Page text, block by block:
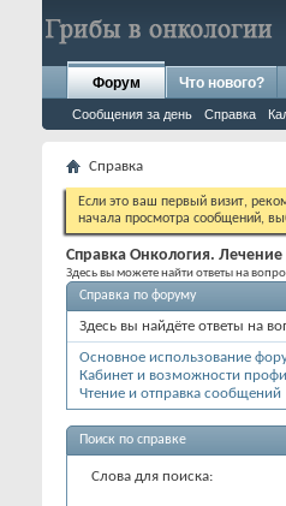
Форум
Сообщения за день Справка
Что нового?
Справка
Если это ваш первый визит,
начала просмотра сообщений,
Справка Онкология.
Здесь вы можете найти ответы на
Справка по форуму
Здесь вы найдёте ответы на
Основное использование
Кабинет и возможности
Чтение и отправка сообщений
Поиск по справке
Слова для поиска: